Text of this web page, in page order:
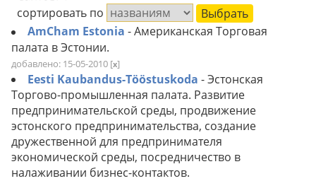
сортировать по
AmCham Estonia - Американская Торговая
палата в Эстонии.
добавлено: 15-05-2010 [x]
Eesti Kaubandus-Tööstuskoda - Эстонская
Торгово-промышленная палата. Развитие
предпринимательской среды, продвижение
эстонского предпринимательства, создание
дружественной для предпринимателя
экономической среды, посредничество в
налаживании бизнес-контактов.